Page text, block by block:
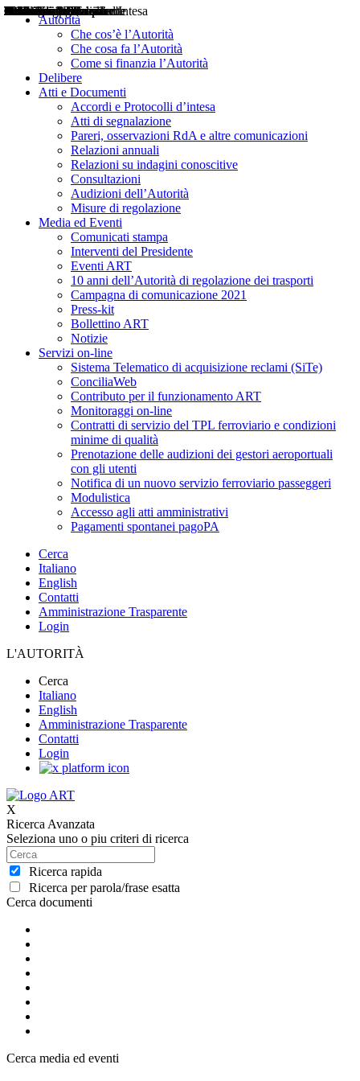
Autorità
Che cos’è l’Autorità
Che cosa fa l’Autorità
Come si finanzia l’Autorità
Delibere
Atti e Documenti
Accordi e Protocolli d’intesa
Atti di segnalazione
Pareri, osservazioni RdA e altre comunicazioni
Relazioni annuali
Relazioni su indagini conoscitive
Consultazioni
Audizioni dell’Autorità
Misure di regolazione
Media ed Eventi
Comunicati stampa
Interventi del Presidente
Eventi ART
10 anni dell’Autorità di regolazione dei trasporti
Campagna di comunicazione 2021
Press-kit
Bollettino ART
Notizie
Servizi on-line
Sistema Telematico di acquisizione reclami (SiTe)
ConciliaWeb
Contributo per il funzionamento ART
Monitoraggi on-line
Contratti di servizio del TPL ferroviario e condizioni
minime di qualità
Prenotazione delle audizioni dei gestori aeroportuali
con gli utenti
Notifica di un nuovo servizio ferroviario passeggeri
Modulistica
Accesso agli atti amministrativi
Pagamenti spontanei pagoPA
Cerca
Italiano
English
Contatti
Amministrazione Trasparente
Login
L'AUTORITÀ
Cerca
Italiano
English
Amministrazione Trasparente
Contatti
Login
X
Ricerca Avanzata
Seleziona uno o piu criteri di ricerca
Ricerca rapida
Ricerca per parola/frase esatta
Cerca documenti
Delibere
Pareri
Consultazioni
Audizioni
Atti di Segnalazione
Accordi e Protocolli d'Intesa
Relazioni annuali
Misure di regolazione
Cerca media ed eventi
Notizie
Comunicati Stampa
Bollettini ART
Convegni ART
Interviste del Presidente
Articoli in primo piano
Interventi del Presidente
2004
2005
2010
2013
2014
2015
2016
2017
2018
2019
202
2020
2021
2022
2023
2024
2025
2026
Aereo
Marittimo
Terrestre